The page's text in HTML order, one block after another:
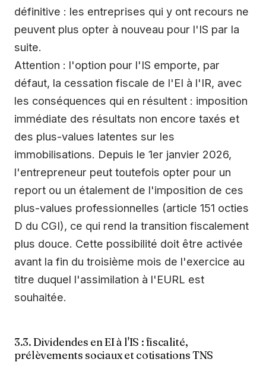
définitive : les entreprises qui y ont recours ne
peuvent plus opter à nouveau pour l'IS par la
suite.
Attention : l'option pour l'IS emporte, par
défaut, la cessation fiscale de l'EI à l'IR, avec
les conséquences qui en résultent : imposition
immédiate des résultats non encore taxés et
des plus-values latentes sur les
immobilisations. Depuis le 1er janvier 2026,
l'entrepreneur peut toutefois opter pour un
report ou un étalement de l'imposition de ces
plus-values professionnelles (article 151 octies
D du CGI), ce qui rend la transition fiscalement
plus douce. Cette possibilité doit être activée
avant la fin du troisième mois de l'exercice au
titre duquel l'assimilation à l'EURL est
souhaitée.
3.3. Dividendes en EI à l'IS : fiscalité,
prélèvements sociaux et cotisations TNS